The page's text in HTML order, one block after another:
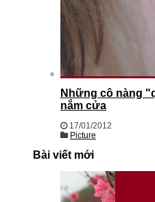
Những cô nàng
nắm cửa
17/01/2012
Picture
Bài viết mới